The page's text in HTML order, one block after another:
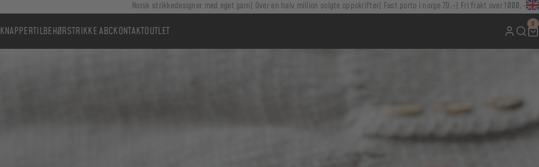
Norsk strikkedesigner med eget garn Over en halv million solgte oppskrifter Fast porto i norge 79,- Fri frakt over 1000,-
KNAPPERTILBEHØRSTRIKKE ABCKONTAKTOUTLET
0